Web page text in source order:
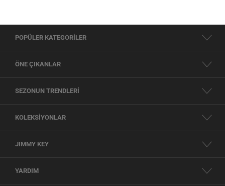
POPÜLER KATEGORİLER
ÖNE ÇIKANLAR
SEZONUN TRENDLERİ
KOLEKSİYONLAR
JIMMY KEY
YARDIM